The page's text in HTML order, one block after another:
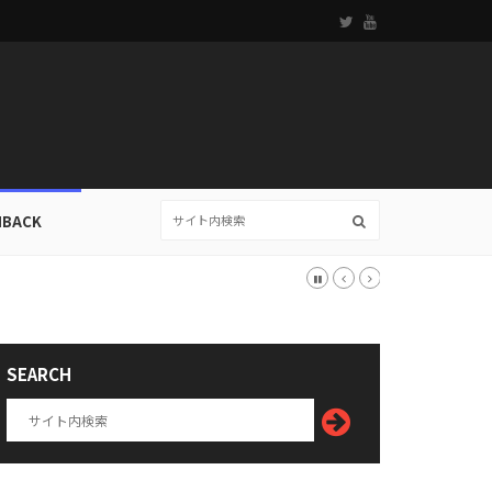
SEARCH